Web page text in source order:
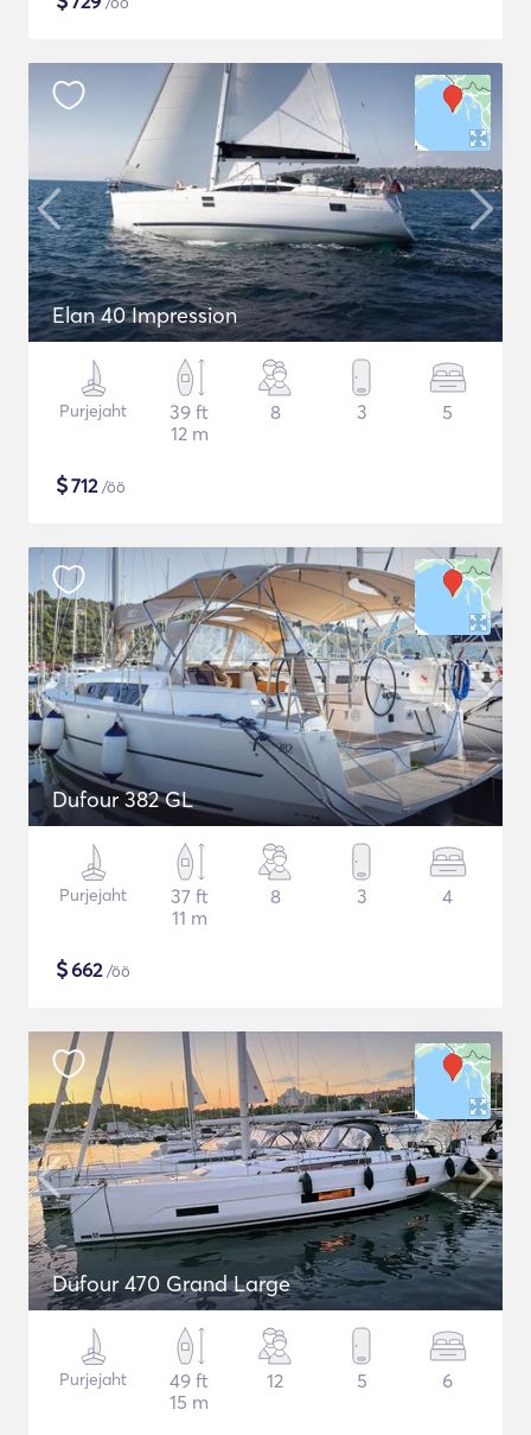
Elan 40 Impression
Purjejaht
39 ft
12 m
8 3 5
$712/öö
Dufour 382 GL
Purjejaht
37 ft
11 m
8 3 4
$662/öö
Dufour 470 Grand Large
Purjejaht
49 ft
15 m
12 5 6